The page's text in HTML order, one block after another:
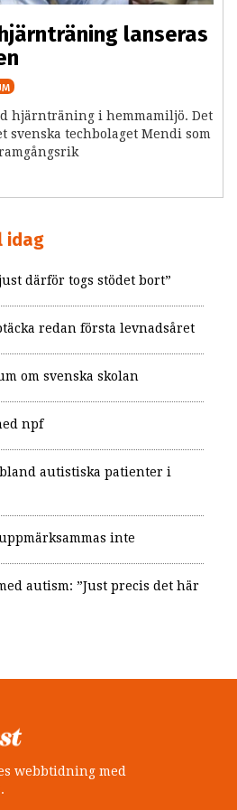
lanseras
hjärnträning i hemmamiljö. Det
svenska techbolaget Mendi som
idag
därför togs stödet bort”
redan första levnadsåret
om svenska skolan
npf
bland autistiska patienter i
inte
autism: ”Just precis det här
webbtidning med